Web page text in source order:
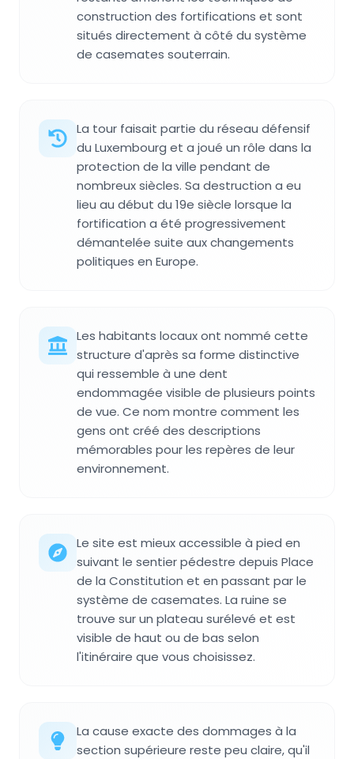
construction des fortifications et sont
situés directement à côté du système
de casemates souterrain.
La tour faisait partie du réseau défensif
du Luxembourg et a joué un rôle dans la
protection de la ville pendant de
nombreux siècles. Sa destruction a eu
lieu au début du 19e siècle lorsque la
fortification a été progressivement
démantelée suite aux changements
politiques en Europe.
Les habitants locaux ont nommé cette
structure d'après sa forme distinctive
qui ressemble à une dent
endommagée visible de plusieurs points
de vue. Ce nom montre comment les
gens ont créé des descriptions
mémorables pour les repères de leur
environnement.
Le site est mieux accessible à pied en
suivant le sentier pédestre depuis Place
de la Constitution et en passant par le
système de casemates. La ruine se
trouve sur un plateau surélevé et est
visible de haut ou de bas selon
l'itinéraire que vous choisissez.
La cause exacte des dommages à la
section supérieure reste peu claire, qu'il